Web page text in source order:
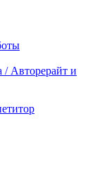
/ Авторерайт и